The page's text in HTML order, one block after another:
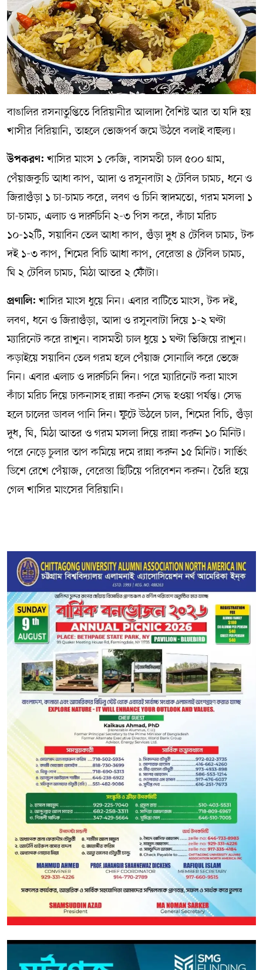
বাঙালির রসনাতুপ্তিতে বিরিয়ানীর আলাদা বৈশিষ্ট আর তা যদি হয়
খাসীর বিরিয়ানি, তাহলে ভোজপর্ব জমে উঠবে বলাই বাহুল্য।
উপকরণ: খাসির মাংস ১ কেজি, বাসমতী চাল ৫০০ গ্রাম,
পেঁয়াজকুচি আধা কাপ, আদা ও রসুনবাটা ২ টেবিল চামচ, ধনে ও
জিরাগুঁড়া ১ চা-চামচ করে, লবণ ও চিনি স্বাদমতো, গরম মসলা ১
চা-চামচ, এলাচ ও দারুচিনি ২-৩ পিস করে, কাঁচা মরিচ
১০-১২টি, সয়াবিন তেল আধা কাপ, গুঁড়া দুধ ৪ টেবিল চামচ, টক
দই ১-৩ কাপ, শিমের বিচি আধা কাপ, বেরেস্তা ৪ টেবিল চামচ,
ঘি ২ টেবিল চামচ, মিঠা আতর ২ ফোঁটা।
প্রণালি: খাসির মাংস ধুয়ে নিন। এবার বাটিতে মাংস, টক দই,
লবণ, ধনে ও জিরাগুঁড়া, আদা ও রসুনবাটা দিয়ে ১-২ ঘণ্টা
ম্যারিনেট করে রাখুন। বাসমতী চাল ধুয়ে ১ ঘণ্টা ভিজিয়ে রাখুন।
কড়াইয়ে সয়াবিন তেল গরম হলে পেঁয়াজ সোনালি করে ভেজে
নিন। এবার এলাচ ও দারুচিনি দিন। পরে ম্যারিনেট করা মাংস
কাঁচা মরিচ দিয়ে ঢাকনাসহ রান্না করুন সেদ্ধ হওয়া পর্যন্ত। সেদ্ধ
হলে চালের ডাবল পানি দিন। ফুটে উঠলে চাল, শিমের বিচি, গুঁড়া
দুধ, ঘি, মিঠা আতর ও গরম মসলা দিয়ে রান্না করুন ১০ মিনিট।
পরে নেড়ে চুলার তাপ কমিয়ে দমে রান্না করুন ১৫ মিনিট। সার্ভিং
ডিশে রেখে পেঁয়াজ, বেরেস্তা ছিটিয়ে পরিবেশন করুন। তৈরি হয়ে
গেল খাসির মাংসের বিরিয়ানি।